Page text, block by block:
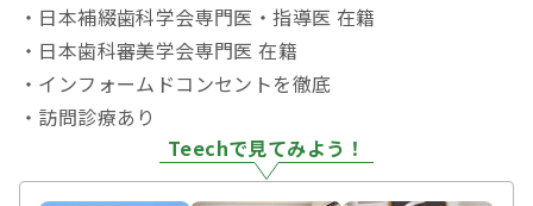
・日本補綴歯科学会専門医・指導医 在籍
・日本歯科審美学会専門医 在籍
・インフォームドコンセントを徹底
・訪問診療あり
Teechで見てみよう！